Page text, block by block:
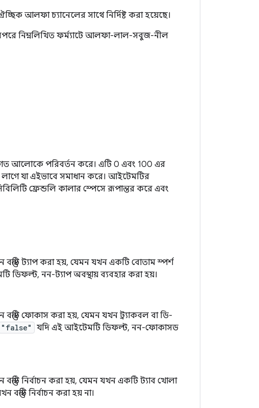
আলফা চ্যানেলের সাথে নির্দিষ্ট করা হয়েছে।
নিম্নলিখিত ফর্ম্যাটে আলফা-লাল-সবুজ-নীল
আলোকে পরিবর্তন করে। এটি 0 এবং 100 এর
লাগে যা এইভাবে সমাধান করে। আইটেমটির
ফ্রেন্ডলি কালার স্পেসে রূপান্তর করে এবং
ট্যাপ করা হয়, যেমন যখন একটি বোতাম স্পর্শ
ডিফল্ট, নন-ট্যাপ অবস্থায় ব্যবহার করা হয়।
ফোকাস করা হয়, যেমন যখন ট্র্যাকবল বা ডি-
"false"
যদি এই আইটেমটি ডিফল্ট, নন-ফোকাসড
নির্বাচন করা হয়, যেমন যখন একটি ট্যাব খোলা
নির্বাচন করা হয় না।